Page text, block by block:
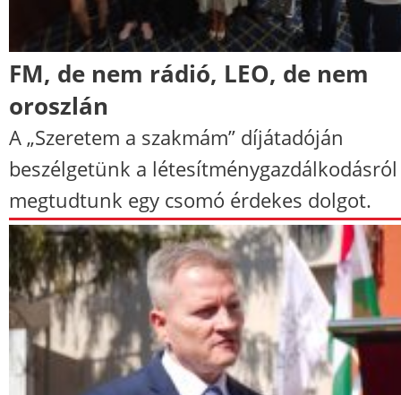
FM, de nem rádió, LEO, de nem
oroszlán
A „Szeretem a szakmám” díjátadóján
beszélgetünk a
megtudtunk egy csomó érdekes dolgot.